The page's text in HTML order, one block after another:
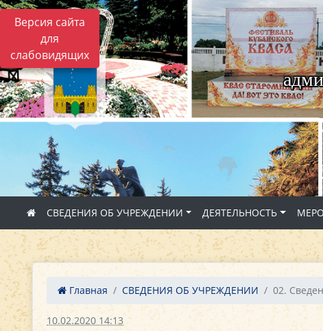
Версия сайта
для
слабовидящих
СВЕДЕНИЯ ОБ УЧРЕЖДЕНИИ ДЕЯТЕЛЬНОСТЬ
Главная СВЕДЕНИЯ ОБ УЧРЕЖДЕНИИ 02.
10.02.2020 14:13